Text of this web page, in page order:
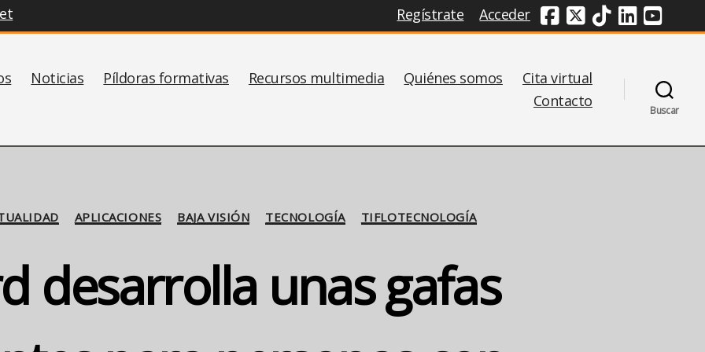
Regístrate Acceder Redes Sociales
Noticias Píldoras formativas Recursos multimedia Quiénes somos
Cita virtual
Contacto
Buscar
Categorías
APLICACIONES BAJA VISIÓN TECNOLOGÍA TIFLOTECNOLOGÍA
desarrolla unas gafas